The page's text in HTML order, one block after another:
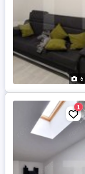
6
1